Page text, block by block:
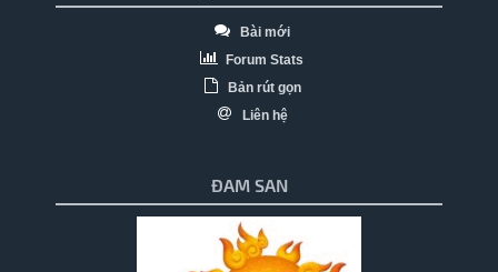
Bài mới
Forum Stats
Bản rút gọn
Liên hệ
ĐAM SAN